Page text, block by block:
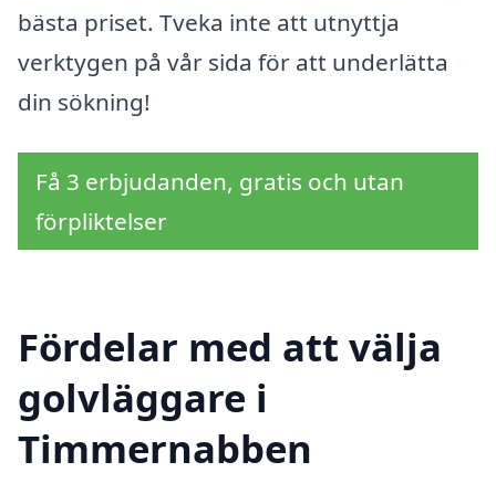
bästa priset. Tveka inte att utnyttja
verktygen på vår sida för att underlätta
din sökning!
Få 3 erbjudanden, gratis och utan
förpliktelser
Fördelar med att välja
golvläggare i
Timmernabben